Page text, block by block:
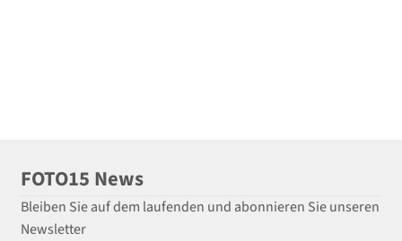
FOTO15 News
Bleiben Sie auf dem laufenden und abonnieren Sie unseren
Newsletter